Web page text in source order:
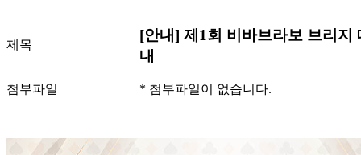
제목
[안내] 제1회 비바브라보 브리지
내
첨부파일 * 첨부파일이 없습니다.